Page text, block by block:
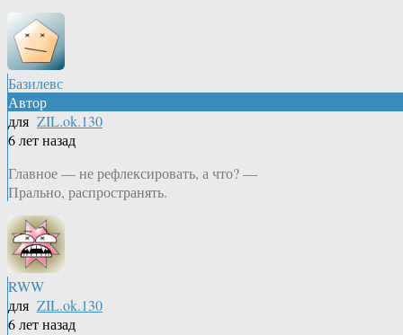
Базилевс
Автор
для ZIL.ok.130
6 лет назад
Главное — не рефлексировать, а что? —
Прально, распространять.
RWW
для ZIL.ok.130
6 лет назад